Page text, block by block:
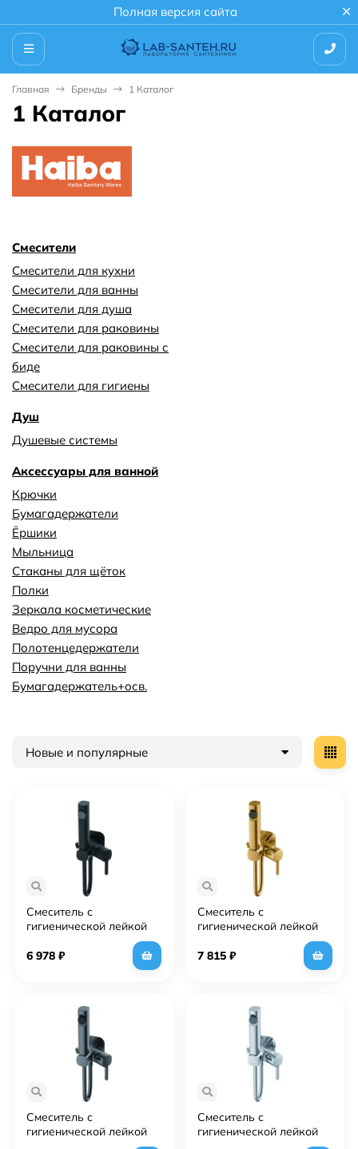
Полная версия сайта
Главная Бренды 1 Каталог
1 Каталог
Смесители
Смесители для кухни
Смесители для ванны
Смесители для душа
Смесители для раковины
Смесители для раковины с
биде
Смесители для гигиены
Душ
Душевые системы
Аксессуары для ванной
Крючки
Бумагадержатели
Ёршики
Мыльница
Стаканы для щёток
Полки
Зеркала косметические
Ведро для мусора
Полотенцедержатели
Поручни для ванны
Бумагадержатель+осв.
Новые и популярные
Смеситель с
гигиенической лейкой
6 978 ₽
Смеситель с
гигиенической лейкой
7 815 ₽
Смеситель с
гигиенической лейкой
Смеситель с
гигиенической лейкой